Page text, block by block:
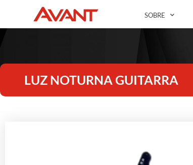
SOBRE
LUZ NOTURNA GUITARRA